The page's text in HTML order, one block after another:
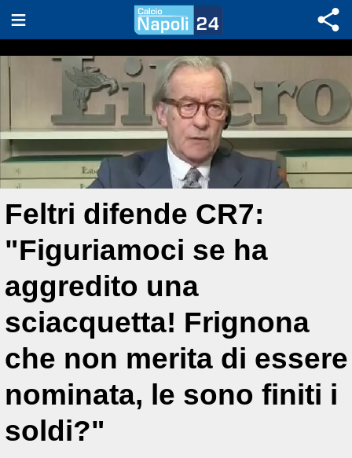
Feltri difende CR7:
"Figuriamoci se ha
aggredito una
sciacquetta! Frignona
che non merita di essere
nominata, le sono finiti i
soldi?"